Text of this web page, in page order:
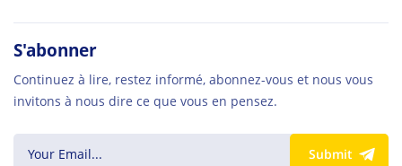
S'abonner
Continuez à lire, restez informé, abonnez-vous et nous vous
invitons à nous dire ce que vous en pensez.
Submit